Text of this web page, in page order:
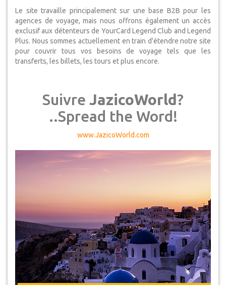
Le site travaille principalement sur une base B2B pour les
agences de voyage, mais nous offrons également un accès
exclusif aux détenteurs de YourCard Legend Club and Legend
Plus. Nous sommes actuellement en train d'étendre notre site
pour couvrir tous vos besoins de voyage tels que les
transferts, les billets, les tours et plus encore.
Suivre JazicoWorld?
..Spread the Word!
www.JazicoWorld.com